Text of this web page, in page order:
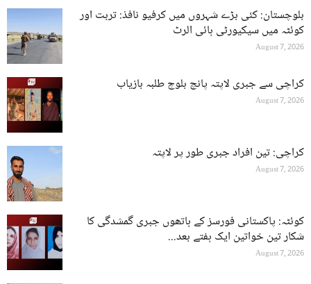
بلوچستان: کئی بڑے شہروں میں کرفیو نافذ: تربت اور
کوئٹہ میں سیکیورٹی ہائی الرٹ
August 7, 2026
کراچی سے جبری لاپتہ پانچ بلوچ طلبہ بازیاب
August 7, 2026
کراچی: تین افراد جبری طور پر لاپتہ
August 7, 2026
کوئٹہ: پاکستانی فورسز کے ہاتھوں جبری گمشدگی کا
شکار تین خواتین ایک ہفتے بعد...
August 7, 2026